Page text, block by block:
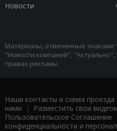
Новости
Материалы, отмеченные знаками
"Новости компаний",
правах рекламы.
Наши контакты и схема проезда
нами | Разместить свои
Пользовательское Соглашение
конфиденциальности и